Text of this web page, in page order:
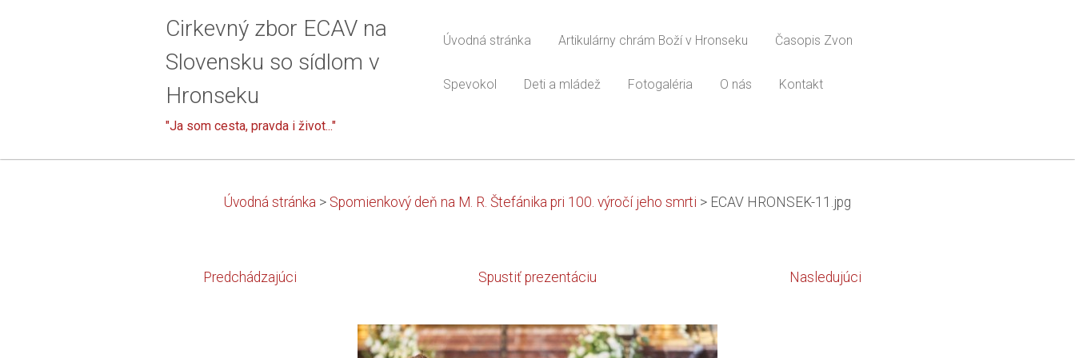
Cirkevný zbor ECAV na
Slovensku so sídlom v
Hronseku
"Ja som cesta, pravda i život..."
Úvodná stránka Artikulárny chrám Boží v Hronseku Časopis Zvon
Spevokol Deti a mládež Fotogaléria O nás Kontakt
Úvodná stránka > Spomienkový deň na M. R. Štefánika pri 100. výročí jeho smrti > ECAV HRONSEK-11.jpg
Predchádzajúci Spustiť prezentáciu Nasledujúci